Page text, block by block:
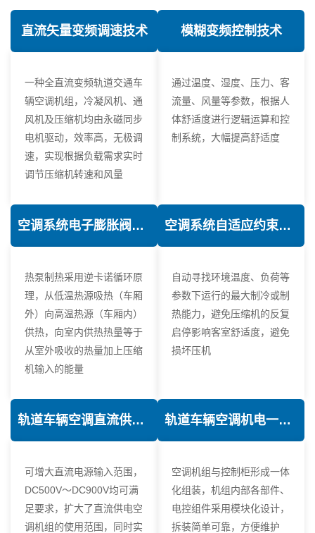
直流矢量变频调速技术
一种全直流变频轨道交通车
辆空调机组，冷凝风机、通
风机及压缩机均由永磁同步
电机驱动，效率高，无极调
速，实现根据负载需求实时
调节压缩机转速和风量
模糊变频控制技术
通过温度、湿度、压力、客
流量、风量等参数，根据人
体舒适度进行逻辑运算和控
制系统，大幅提高舒适度
空调系统电子膨胀阀热力学优化技术
热泵制热采用逆卡诺循环原
理，从低温热源吸热（车厢
外）向高温热源（车厢内）
供热，向室内供热热量等于
从室外吸收的热量加上压缩
机输入的能量
空调系统自适应约束控制技术
自动寻找环境温度、负荷等
参数下运行的最大制冷或制
热能力，避免压缩机的反复
启停影响客室舒适度，避免
损坏压机
轨道车辆空调直流供电技术
可增大直流电源输入范围，
DC500V～DC900V均可满
足要求，扩大了直流供电空
调机组的使用范围，同时实
轨道车辆空调机电一体化技术
空调机组与控制柜形成一体
化组装，机组内部各部件、
电控组件采用模块化设计，
拆装简单可靠，方便维护